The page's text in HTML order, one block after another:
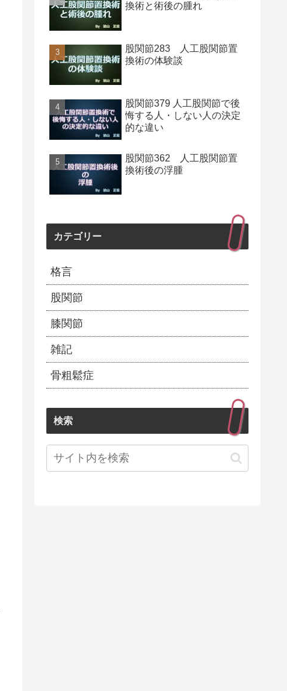
換術と術後の腫れ
股関節283 人工股関節置
換術の体験談
股関節379 人工股関節で後
悔する人・しない人の決定
的な違い
股関節362 人工股関節置
換術後の浮腫
カテゴリー
格言
股関節
膝関節
雑記
骨粗鬆症
検索